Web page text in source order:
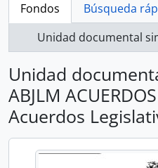
Fondos
Búsqueda
Unidad documental
Unidad
ABJLM
Acuerdos